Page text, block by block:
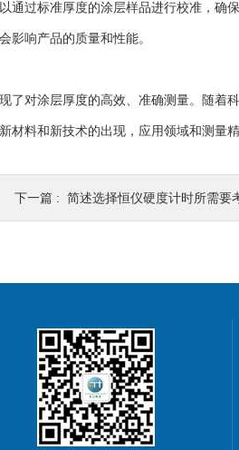
过标准厚度的涂层样品进行校准，确
影响产品的质量和性能。
对涂层厚度的高效、准确测量。随着
料和新技术的出现，应用领域和测量精
下一篇 : 简述选择恒仪硬度计时所需要考